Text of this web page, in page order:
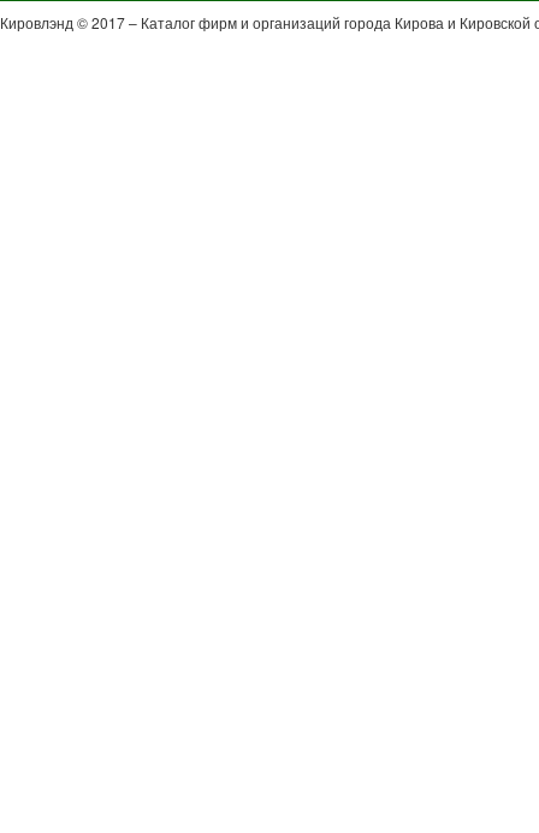
Кировлэнд © 2017 – Каталог фирм и организаций города Кирова и Кировской